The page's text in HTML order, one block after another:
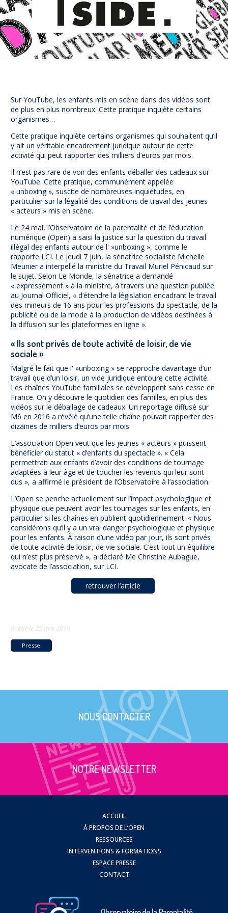
NUAJE : NUmérique et Appropriation par la Jeunesse
Parents Sentinelles des écrans
Pari Risqué : Prévenir l’addiction aux jeux d’argent en
ligne
Espace presse
Sur YouTube, les enfants mis en scène dans des vidéos sont
de plus en plus nombreux. Cette pratique inquiète certains
organismes…
Cette pratique inquiète certains organismes qui souhaitent qu’il
y ait un véritable encadrement juridique autour de cette
activité qui peut rapporter des milliers d’euros par mois.
Il n’est pas rare de voir des enfants déballer des cadeaux sur
YouTube. Cette pratique, communément appelée
« unboxing », suscite de nombreuses inquiétudes, en
particulier sur la légalité des conditions de travail des jeunes
« acteurs » mis en scène.
Le 24 mai, l’Observatoire de la parentalité et de l’éducation
numérique (Open) a saisi la justice sur la question du travail
illégal des enfants autour de l' »unboxing », comme le
rapporte LCI. Le jeudi 7 juin, la sénatrice socialiste Michelle
Meunier a interpellé la ministre du Travail Muriel Pénicaud sur
le sujet. Selon Le Monde, la sénatrice a demandé
« expressément » à la ministre, à travers une question publiée
au Journal Officiel, « d’étendre la législation encadrant le travail
des mineurs de 16 ans pour les professions du spectacle, de la
publicité ou de la mode à la production de vidéos destinées à
la diffusion sur les plateformes en ligne ».
« Ils sont privés de toute activité de loisir, de vie
sociale »
Malgré le fait que l' »unboxing » se rapproche davantage d’un
travail que d’un loisir, un vide juridique entoure cette activité.
Les chaînes YouTube familiales se développent sans cesse en
France. On y découvre le quotidien des familles, en plus des
vidéos sur le déballage de cadeaux. Un reportage diffusé sur
M6 en 2016 a révélé qu’une telle chaîne pouvait rapporter des
dizaines de milliers d’euros par mois.
L’association Open veut que les jeunes « acteurs » puissent
bénéficier du statut « d’enfants du spectacle ». « Cela
permettrait aux enfants d’avoir des conditions de tournage
adaptées à leur âge et de toucher les revenus qui leur sont
dus », a affirmé le président de l’Observatoire à l’association.
L’Open se penche actuellement sur l’impact psychologique et
physique que peuvent avoir les tournages sur les enfants, en
particulier si les chaînes en publient quotidiennement. « Nous
considérons qu’il y a un vrai danger psychologique et physique
pour les enfants. À raison d’une vidéo par jour, ils sont privés
de toute activité de loisir, de vie sociale. C’est tout un équilibre
qui n’est plus préservé », a déclaré Me Christine Aubague,
avocate de l’association, sur LCI.
retrouver l’article
Publié le23 mai 2019
Presse
NOUS CONTACTER
NOTRE NEWSLETTER
ACCUEIL
À PROPOS DE L’OPEN
RESSOURCES
INTERVENTIONS & FORMATIONS
ESPACE PRESSE
CONTACT